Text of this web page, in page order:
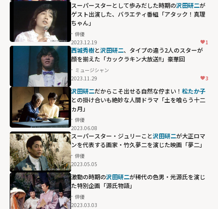
スーパースターとして歩みだした時期の沢田研二が
ゲスト出演した、バラエティ番組「アタック！真理
ちゃん」
俳優
2023.12.19
1
西城秀樹と沢田研二、タイプの違う2人のスターが
顔を揃えた「カックラキン大放送!!」豪華回
ミュージシャン
2023.11.29
3
沢田研二だからこそ出せる自然な佇まい！ 松たか子
との掛け合いも絶妙な人間ドラマ「土を喰らう十二
ヵ月」
俳優
2023.06.08
スーパースター・ジュリーこと沢田研二が大正ロマ
ンを代表する画家・竹久夢二を演じた映画「夢二」
俳優
2023.05.05
激動の時期の沢田研二が稀代の色男・光源氏を演じ
た特別企画「源氏物語」
俳優
2023.03.03